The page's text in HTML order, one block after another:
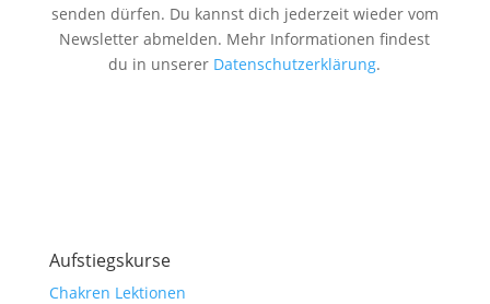
senden dürfen. Du kannst dich jederzeit wieder vom
Newsletter abmelden. Mehr Informationen findest
du in unserer Datenschutzerklärung.
Aufstiegskurse
Chakren Lektionen